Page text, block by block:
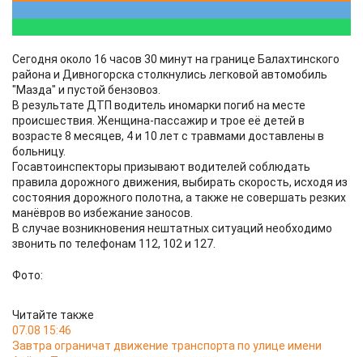
Сегодня около 16 часов 30 минут на границе Балахтинского
района и Дивногорска столкнулись легковой автомобиль
"Мазда" и пустой бензовоз.
В результате ДТП водитель иномарки погиб на месте
происшествия. Женщина-пассажир и трое её детей в
возрасте 8 месяцев, 4 и 10 лет с травмами доставлены в
больницу.
Госавтоинспекторы призывают водителей соблюдать
правила дорожного движения, выбирать скорость, исходя из
состояния дорожного полотна, а также не совершать резких
манёвров во избежание заносов.
В случае возникновения нештатных ситуаций необходимо
звонить по телефонам 112, 102 и 127.
Фото:
Читайте также
07.08 15:46
Завтра ограничат движение транспорта по улице имени